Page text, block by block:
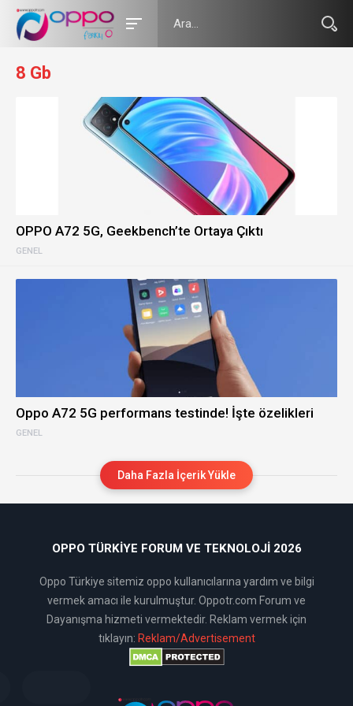
8 Gb
GENEL
OPPO A72 5G, Geekbench’te Ortaya Çıktı
GENEL
Oppo A72 5G performans testinde! İşte özelikleri
Daha Fazla İçerik Yükle
OPPO TÜRKIYE FORUM VE TEKNOLOJI 2026
Oppo Türkiye sitemiz oppo kullanıcılarına yardım ve bilgi
vermek amacı ile kurulmuştur. Oppotr.com Forum ve
Dayanışma hizmeti vermektedir. Reklam vermek için
tıklayın: Reklam/Advertisement